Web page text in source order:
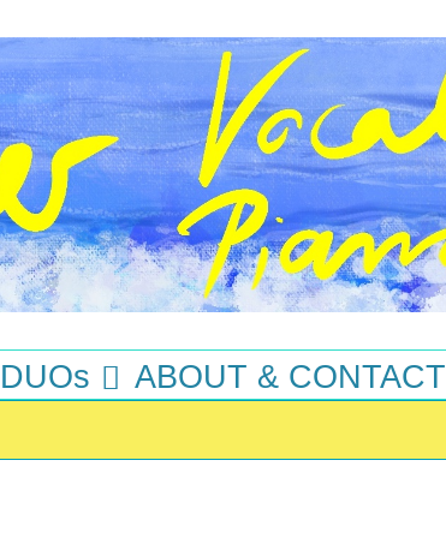
DUOs ABOUT & CONTACT